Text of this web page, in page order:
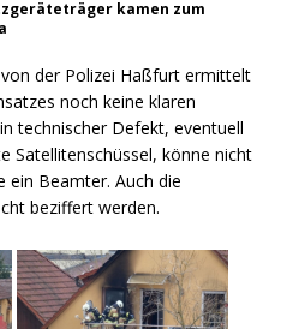
kamen zum
der Polizei Haßfurt ermittelt
noch keine klaren
technischer Defekt, eventuell
Satellitenschüssel, könne nicht
ein Beamter. Auch die
beziffert werden.